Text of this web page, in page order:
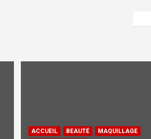
ACCUEIL BEAUTÉ
MAQUILLAGE